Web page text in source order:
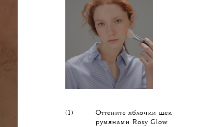
(1)
Оттените яблочки щек
румянами Rosy Glow